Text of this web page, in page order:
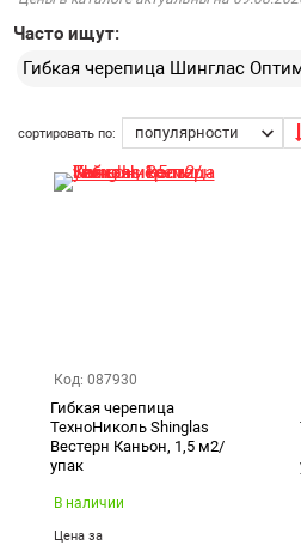
представлен ассортимент
серии Вестерн, а также
каждой единицы продукции, и
нужна консультация,
материалов под ваши задачи и
Часто ищут:
Гибкая черепица Шинглас
сортировать по:
Код: 087930
Гибкая черепица
ТехноНиколь Shinglas
Вестерн Каньон, 1,5 м2/
упак
В наличии
Цена за
Екатеринбург